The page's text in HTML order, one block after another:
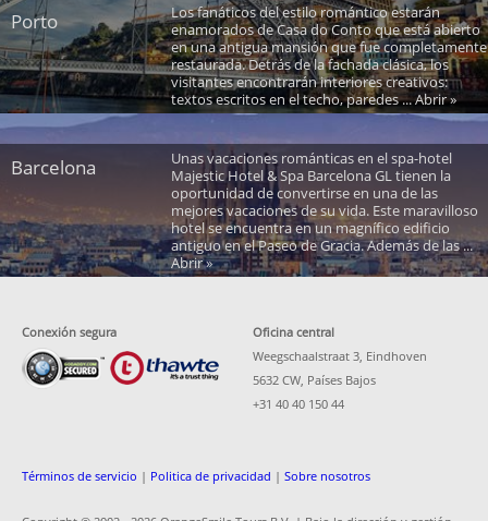
Porto
Los fanáticos del estilo romántico estarán
enamorados de Casa do Conto que está abierto
en una antigua mansión que fue completamente
restaurada. Detrás de la fachada clásica, los
visitantes encontrarán interiores creativos:
textos escritos en el techo, paredes ... Abrir »
Barcelona
Unas vacaciones románticas en el spa-hotel
Majestic Hotel & Spa Barcelona GL tienen la
oportunidad de convertirse en una de las
mejores vacaciones de su vida. Este maravilloso
hotel se encuentra en un magnífico edificio
antiguo en el Paseo de Gracia. Además de las ...
Abrir »
Conexión segura
Oficina central
Weegschaalstraat 3, Eindhoven
5632 CW, Países Bajos
+31 40 40 150 44
Términos de servicio | Politica de privacidad | Sobre nosotros